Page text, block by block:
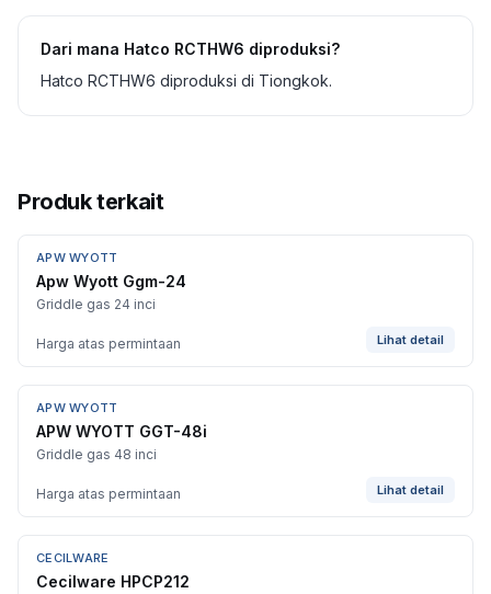
Dari mana Hatco RCTHW6 diproduksi?
Hatco RCTHW6 diproduksi di Tiongkok.
Produk terkait
APW WYOTT
Apw Wyott Ggm-24
Griddle gas 24 inci
Harga atas permintaan Lihat detail
APW WYOTT
APW WYOTT GGT-48i
Griddle gas 48 inci
Harga atas permintaan Lihat detail
CECILWARE
Cecilware HPCP212